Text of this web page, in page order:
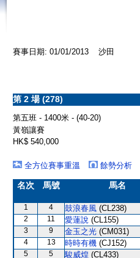
賽事日期: 01/01/2013 沙田
第 2 場 (278)
第五班 - 1400米 - (40-20)
黃嶺讓賽
HK$ 540,000
全方位賽事重溫
餘勢分析
名次 馬號 馬名
1 4 鼓浪春風 (CL238)
2 11 愛蓮說 (CL155)
3 9 金玉之光 (CM031)
4 13 時時有機 (CJ152)
5 5 駿威煌 (CL433)